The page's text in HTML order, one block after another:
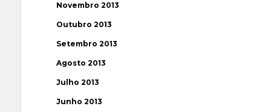
Novembro 2013
Outubro 2013
Setembro 2013
Agosto 2013
Julho 2013
Junho 2013